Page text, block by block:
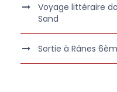
Voyage littéraire
Sand
Sortie à Rânes